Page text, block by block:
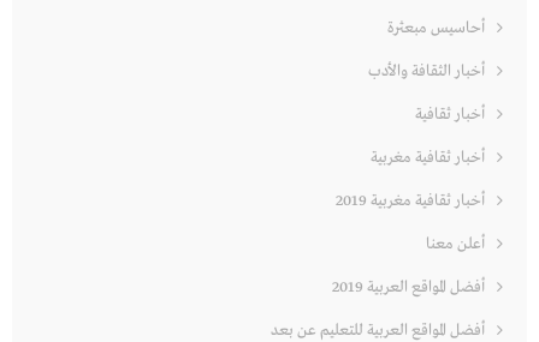
أحاسيس مبعثرة
أخبار الثقافة والأدب
أخبار ثقافية
أخبار ثقافية مغربية
أخبار ثقافية مغربية 2019
أعلن معنا
أفضل المواقع العربية 2019
أفضل المواقع العربية للتعليم عن بعد